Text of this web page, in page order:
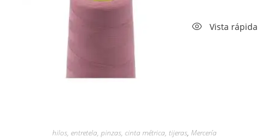
Vista rápida
hilos, entretela, pinzas, cinta métrica, tijeras, Mercería